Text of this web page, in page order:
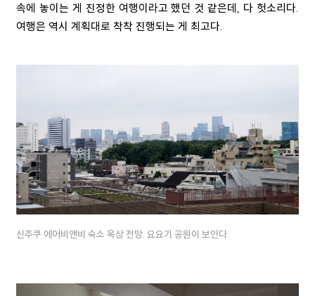
속에 놓이는 게 진정한 여행이라고 했던 것 같은데, 다 헛소리다.
여행은 역시 계획대로 착착 진행되는 게 최고다.
신주쿠 에어비앤비 숙소 옥상 전망. 요요기 공원이 보인다.